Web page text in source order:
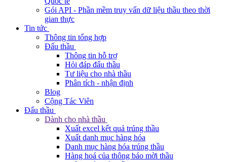
Gói API - Phần mềm truy vấn dữ liệu thầu theo thời
gian thực
Tin tức
Thông tin tổng hợp
Đấu thầu
Thông tin hỗ trợ
Hỏi đáp đấu thầu
Tư liệu cho nhà thầu
Phân tích - nhận định
Blog
Cộng Tác Viên
Đấu thầu
Dành cho nhà thầu
Xuất excel kết quả trúng thầu
Xuất danh mục hàng hóa
Danh mục hàng hóa trúng thầu
Hàng hoá của thông báo mời thầu